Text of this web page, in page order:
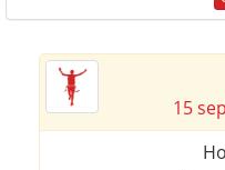
15